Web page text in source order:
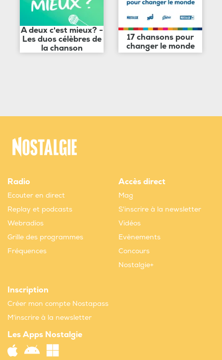
A deux c'est mieux? -
Les duos célèbres de
la chanson
17 chansons pour
changer le monde
Radio
Ecouter en direct
Replay et podcasts
Webradios
Grille des programmes
Fréquences
Accès direct
Mag
S'inscrire à la newsletter
Vidéos
Evènements
Concours
Nostalgie+
Inscription
Créer mon compte Nostapass
M'inscrire à la newsletter
Les Apps Nostalgie